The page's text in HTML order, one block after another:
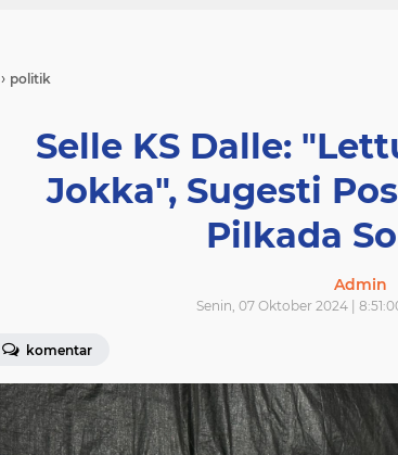
› politik
Selle KS Dalle:
Jokka", Sugesti
Pilkada
Admin
Senin, 07 Oktober 2024 |
komentar